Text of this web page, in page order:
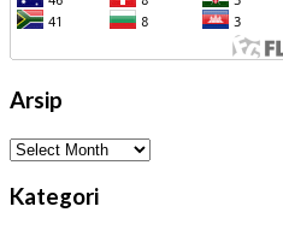
Arsip
Arsip
Kategori